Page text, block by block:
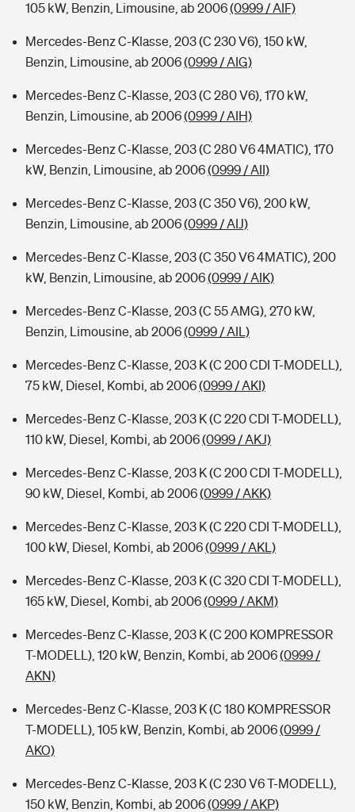
105 kW, Benzin, Limousine, ab 2006(0999 / AIF)
Mercedes-Benz C-Klasse, 203 (C 230 V6), 150 kW,
Benzin, Limousine, ab 2006(0999 / AIG)
Mercedes-Benz C-Klasse, 203 (C 280 V6), 170 kW,
Benzin, Limousine, ab 2006(0999 / AIH)
Mercedes-Benz C-Klasse, 203 (C 280 V6 4MATIC), 170
kW, Benzin, Limousine, ab 2006(0999 / AII)
Mercedes-Benz C-Klasse, 203 (C 350 V6), 200 kW,
Benzin, Limousine, ab 2006(0999 / AIJ)
Mercedes-Benz C-Klasse, 203 (C 350 V6 4MATIC), 200
kW, Benzin, Limousine, ab 2006(0999 / AIK)
Mercedes-Benz C-Klasse, 203 (C 55 AMG), 270 kW,
Benzin, Limousine, ab 2006(0999 / AIL)
Mercedes-Benz C-Klasse, 203 K (C 200 CDI T-MODELL),
75 kW, Diesel, Kombi, ab 2006(0999 / AKI)
Mercedes-Benz C-Klasse, 203 K (C 220 CDI T-MODELL),
110 kW, Diesel, Kombi, ab 2006(0999 / AKJ)
Mercedes-Benz C-Klasse, 203 K (C 200 CDI T-MODELL),
90 kW, Diesel, Kombi, ab 2006(0999 / AKK)
Mercedes-Benz C-Klasse, 203 K (C 220 CDI T-MODELL),
100 kW, Diesel, Kombi, ab 2006(0999 / AKL)
Mercedes-Benz C-Klasse, 203 K (C 320 CDI T-MODELL),
165 kW, Diesel, Kombi, ab 2006(0999 / AKM)
Mercedes-Benz C-Klasse, 203 K (C 200 KOMPRESSOR
T-MODELL), 120 kW, Benzin, Kombi, ab 2006(0999 /
AKN)
Mercedes-Benz C-Klasse, 203 K (C 180 KOMPRESSOR
T-MODELL), 105 kW, Benzin, Kombi, ab 2006(0999 /
AKO)
Mercedes-Benz C-Klasse, 203 K (C 230 V6 T-MODELL),
150 kW, Benzin, Kombi, ab 2006(0999 / AKP)